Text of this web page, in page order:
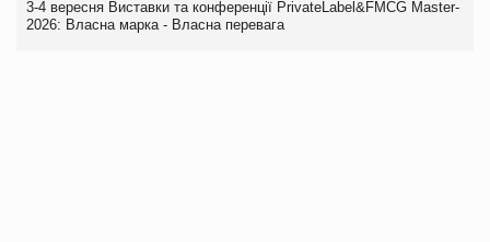
3-4 вересня Виставки та конференції PrivateLabel&FMCG Master-
2026: Власна марка - Власна перевага